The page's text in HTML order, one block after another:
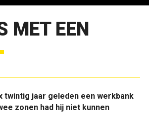
MET EEN
twintig jaar geleden een werkbank
zonen had hij niet kunnen